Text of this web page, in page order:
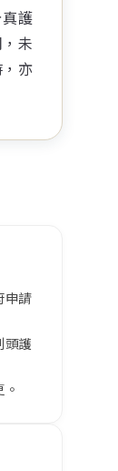
護
未
亦
申請
頭護